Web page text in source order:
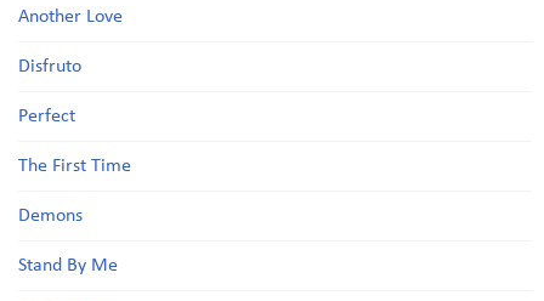
Another Love
Disfruto
Perfect
The First Time
Demons
Stand By Me